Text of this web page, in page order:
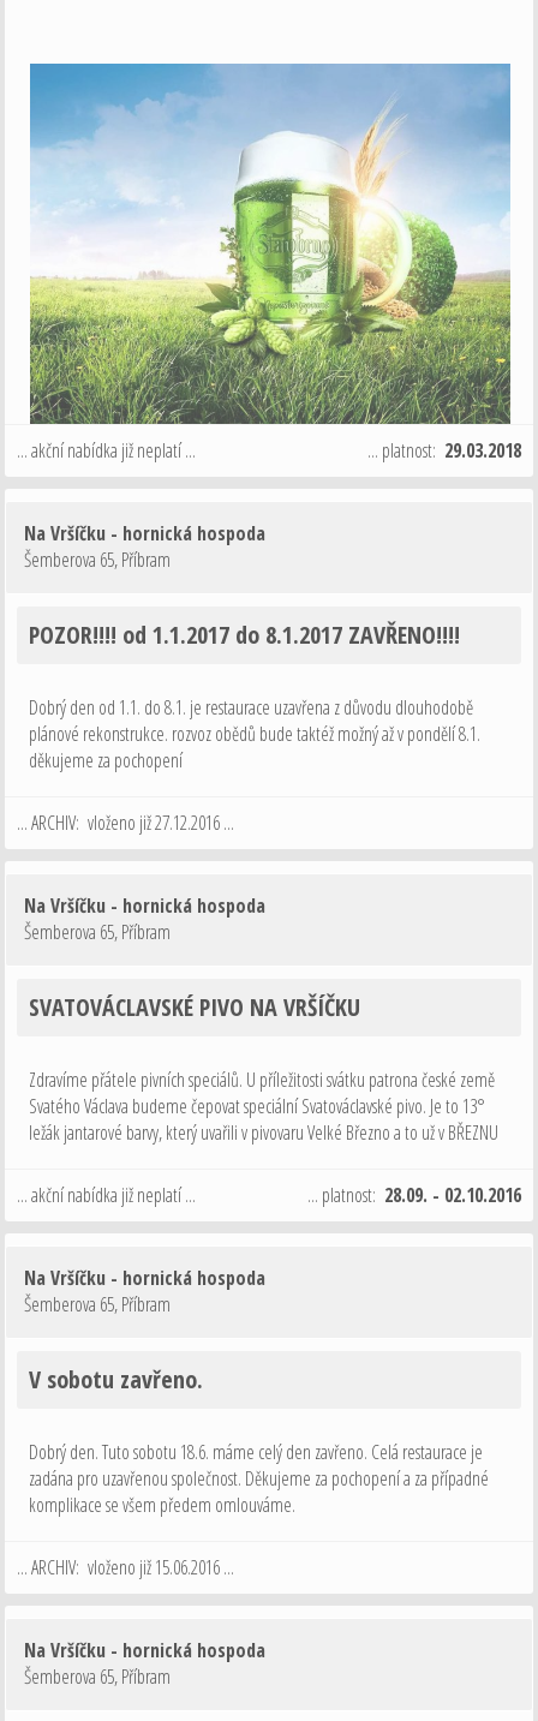
... akční nabídka již neplatí ... ... platnost: 29.03.2018
Na Vršíčku - hornická hospoda
Šemberova 65,Příbram
POZOR!!!! od 1.1.2017 do 8.1.2017 ZAVŘENO!!!!
Dobrý den od 1.1. do 8.1. je restaurace uzavřena z důvodu dlouhodobě
plánové rekonstrukce. rozvoz obědů bude taktéž možný až v pondělí 8.1.
děkujeme za pochopení
... ARCHIV: vloženo již 27.12.2016 ...
Na Vršíčku - hornická hospoda
Šemberova 65,Příbram
SVATOVÁCLAVSKÉ PIVO NA VRŠÍČKU
Zdravíme přátele pivních speciálů. U příležitosti svátku patrona české země
Svatého Václava budeme čepovat speciální Svatováclavské pivo. Je to 13°
ležák jantarové barvy, který uvařili v pivovaru Velké Březno a to už v BŘEZNU
... akční nabídka již neplatí ...
... platnost: 28.09. - 02.10.2016
Na Vršíčku - hornická hospoda
Šemberova 65,Příbram
V sobotu zavřeno.
Dobrý den. Tuto sobotu 18.6. máme celý den zavřeno. Celá restaurace je
zadána pro uzavřenou společnost. Děkujeme za pochopení a za případné
komplikace se všem předem omlouváme.
... ARCHIV: vloženo již 15.06.2016 ...
Na Vršíčku - hornická hospoda
Šemberova 65,Příbram